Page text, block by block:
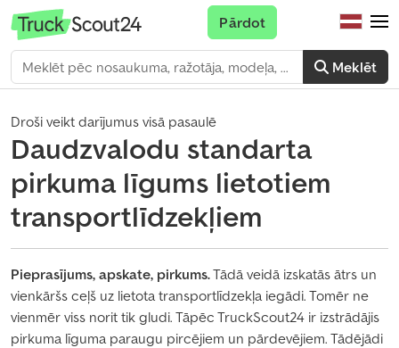
Meklēt
Pārdot
Droši veikt darījumus visā pasaulē
Daudzvalodu standarta
pirkuma līgums lietotiem
transportlīdzekļiem
Pieprasījums, apskate, pirkums.Tādā veidā izskatās ātrs un
vienkāršs ceļš uz lietota transportlīdzekļa iegādi. Tomēr ne
vienmēr viss norit tik gludi. Tāpēc TruckScout24 ir izstrādājis
pirkuma līguma paraugu pircējiem un pārdevējiem. Tādējādi